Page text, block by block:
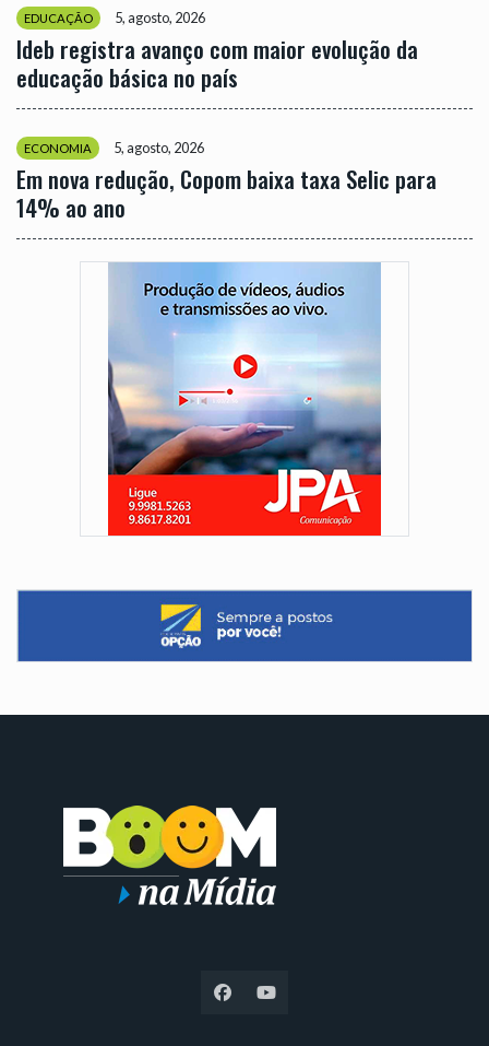
EDUCAÇÃO 5, agosto, 2026
Ideb registra avanço com maior evolução da
educação básica no país
ECONOMIA 5, agosto, 2026
Em nova redução, Copom baixa taxa Selic para
14% ao ano